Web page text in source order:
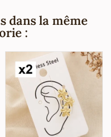
aux lois françaises
dans la même
: